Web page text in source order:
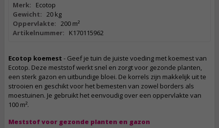
Merk:
Ecotop
Gewicht: 20 kg
Oppervlakte: 200 m²
Artikelnummer:
K170115962
Ecotop koemest - Geef je tuin de juiste voeding met koemest van
Ecotop. Deze meststof werkt snel en zorgt voor gezonde planten,
een sterk gazon en uitbundige bloei. De korrels zijn makkelijk uit te
strooien en geschikt voor het bemesten van zowel borders als
moestuinen. Je gebruikt het eenvoudig over een oppervlakte van
100 m².
Meststof voor gezonde planten en gazon